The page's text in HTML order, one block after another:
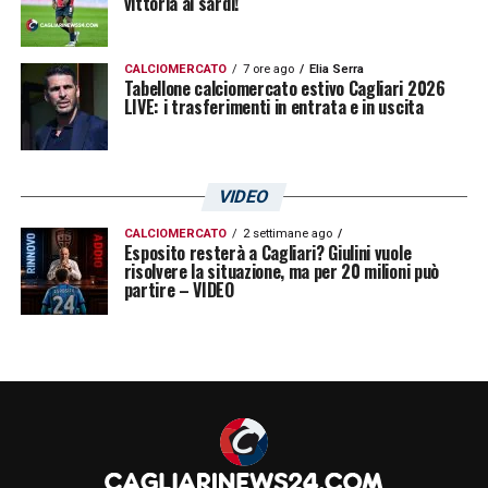
LA PLAYLIST DELLE NOSTRE TOP NEWS
CALCIOMERCATO 7 ore ago Elia Serra
Tabellone calciomercato estivo Cagliari 2026
LIVE: i trasferimenti in entrata e in uscita
VIDEO
CALCIOMERCATO 2 settimane ago
Esposito resterà a Cagliari? Giulini vuole
risolvere la situazione, ma per 20 milioni può
partire – VIDEO